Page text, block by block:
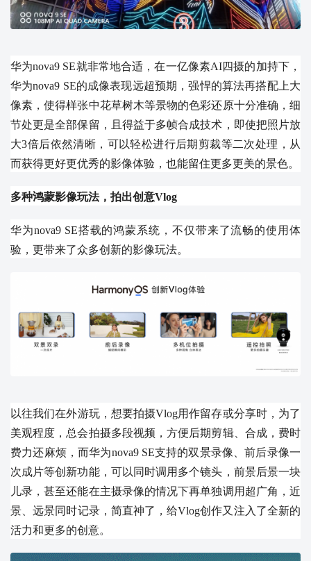
华为nova9 SE就非常地合适，在一亿像素AI四摄的加持下，
华为nova9 SE的成像表现远超预期，强悍的算法再搭配上大
像素，使得样张中花草树木等景物的色彩还原十分准确，细
节处更是全部保留，且得益于多帧合成技术，即使把照片放
大3倍后依然清晰，可以轻松进行后期剪裁等二次处理，从
而获得更好更优秀的影像体验，也能留住更多更美的景色。
多种鸿蒙影像玩法，拍出创意Vlog
华为nova9 SE搭载的鸿蒙系统，不仅带来了流畅的使用体
验，更带来了众多创新的影像玩法。
以往我们在外游玩，想要拍摄Vlog用作留存或分享时，为了
美观程度，总会拍摄多段视频，方便后期剪辑、合成，费时
费力还麻烦，而华为nova9 SE支持的双景录像、前后录像一
次成片等创新功能，可以同时调用多个镜头，前景后景一块
儿录，甚至还能在主摄录像的情况下再单独调用超广角，近
景、远景同时记录，简直神了，给Vlog创作又注入了全新的
活力和更多的创意。